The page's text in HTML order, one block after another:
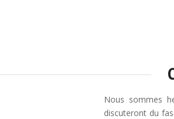
Nous sommes
discuterontdu